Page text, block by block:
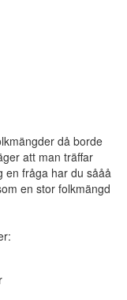
då borde
att man träffar
en fråga har du sååå
en stor folkmängd